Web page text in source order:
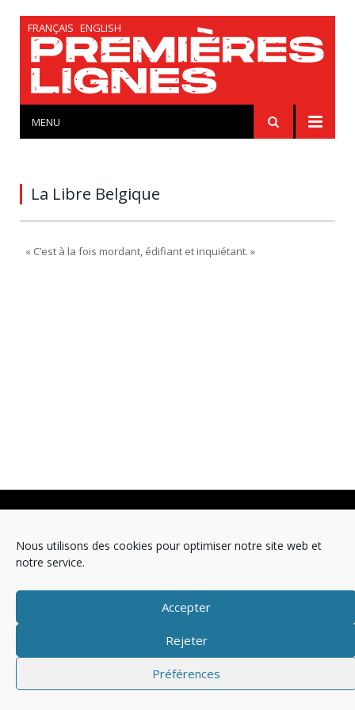
Nous utilisons des cookies pour optimiser notre site web et
notre service.
Accepter
Rejeter
Préférences
FRANÇAIS ENGLISH
MENU
La Libre Belgique
« C’est à la fois mordant, édifiant et inquiétant. »
Mentions légales Politique de cookies (EU)